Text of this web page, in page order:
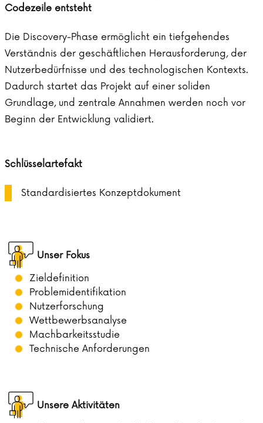
Codezeile entsteht
Die Discovery-Phase ermöglicht ein tiefgehendes
Verständnis der geschäftlichen Herausforderung, der
Nutzerbedürfnisse und des technologischen Kontexts.
Dadurch startet das Projekt auf einer soliden
Grundlage, und zentrale Annahmen werden noch vor
Beginn der Entwicklung validiert.
Schlüsselartefakt
Standardisiertes Konzeptdokument
Unser Fokus
Zieldefinition
Problemidentifikation
Nutzerforschung
Wettbewerbsanalyse
Machbarkeitsstudie
Technische Anforderungen
Unsere Aktivitäten